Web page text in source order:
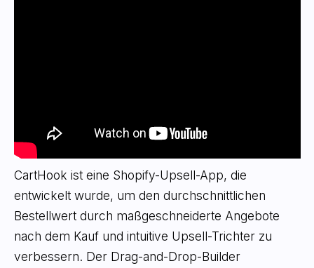
CartHook ist eine Shopify-Upsell-App, die
entwickelt wurde, um den durchschnittlichen
Bestellwert durch maßgeschneiderte Angebote
nach dem Kauf und intuitive Upsell-Trichter zu
verbessern. Der Drag-and-Drop-Builder